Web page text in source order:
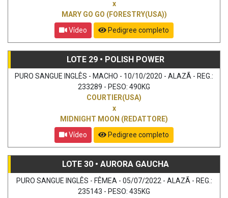
x
MARY GO GO (FORESTRY(USA))
Vídeo
Pedigree completo
LOTE 29 • POLISH POWER
PURO SANGUE INGLÊS - MACHO - 10/10/2020 - ALAZÃ - REG.:
233289 - PESO: 490KG
COURTIER(USA)
x
MIDNIGHT MOON (REDATTORE)
Vídeo
Pedigree completo
LOTE 30 • AURORA GAUCHA
PURO SANGUE INGLÊS - FÊMEA - 05/07/2022 - ALAZÃ - REG.:
235143 - PESO: 435KG